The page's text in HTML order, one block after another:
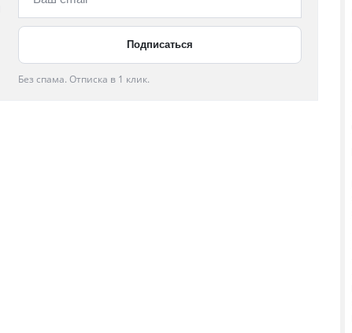
Без спама. Отписка в 1 клик.